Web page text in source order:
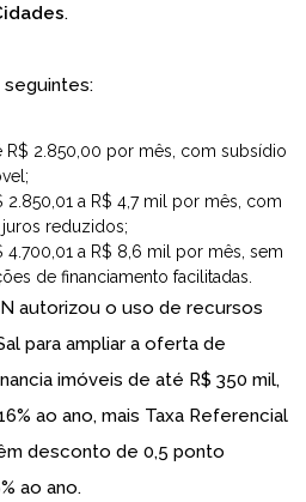
.
R$ 2.850,00 por mês, com subsídio
2.850,01 a R$ 4,7 mil por mês, com
reduzidos;
4.700,01 a R$ 8,6 mil por mês, sem
de financiamento facilitadas.
autorizou o uso de recursos
para ampliar a oferta de
imóveis de até R$ 350 mil,
ao ano, mais Taxa Referencial
desconto de 0,5 ponto
ao ano.